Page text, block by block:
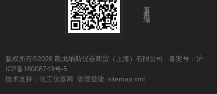
查看手机端
版权所有©2026 凯戈纳斯仪器商贸（上海）有限公司 备案号：沪
ICP备18008743号-5
技术支持：化工仪器网 管理登陆 sitemap.xml